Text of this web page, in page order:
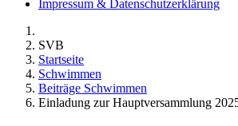
Impressum & Datenschutzerklärung
SVB
Startseite
Schwimmen
Beiträge Schwimmen
Einladung zur Hauptversammlung